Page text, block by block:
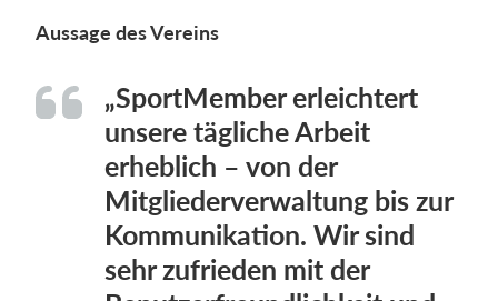
Aussage des Vereins
„SportMember erleichtert
unsere tägliche Arbeit
erheblich – von der
Mitgliederverwaltung bis zur
Kommunikation. Wir sind
sehr zufrieden mit der